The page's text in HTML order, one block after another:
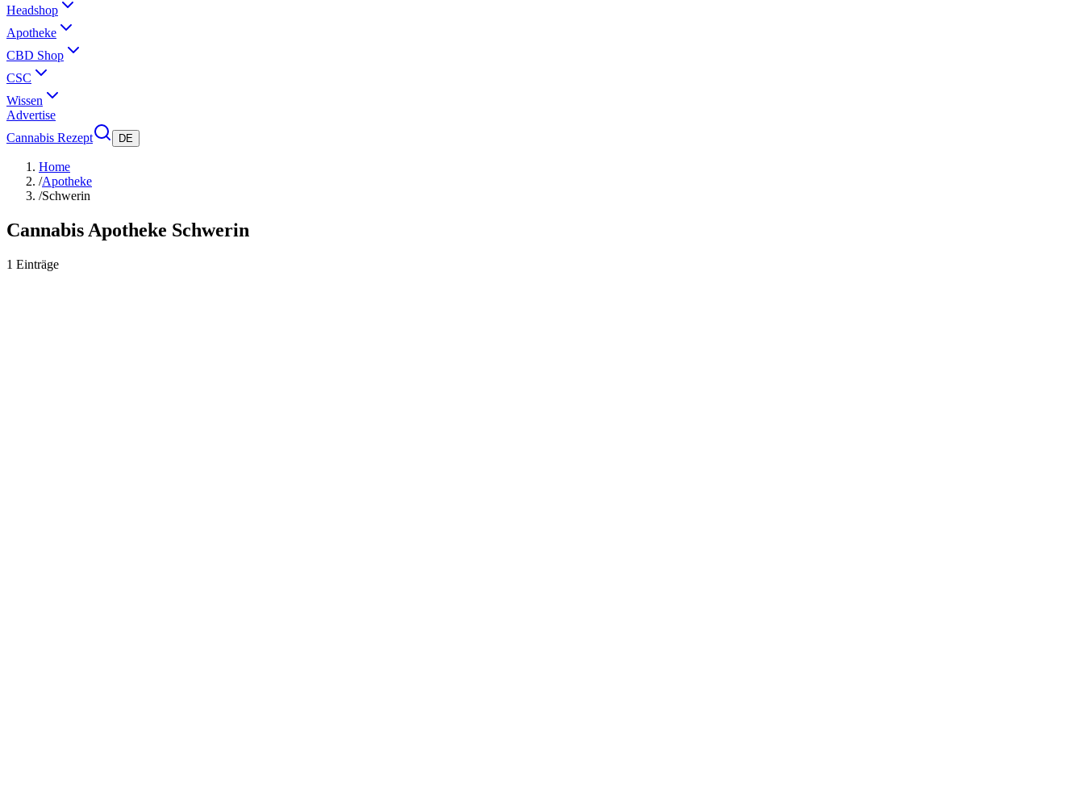
Headshop
Apotheke
CBD Shop
CSC
Wissen
Advertise
Cannabis Rezept
DE
Home
/Apotheke
/Schwerin
Cannabis Apotheke Schwerin
1 Einträge